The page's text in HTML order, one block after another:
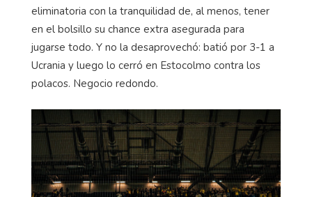
eliminatoria con la tranquilidad de, al menos, tener
en el bolsillo su chance extra asegurada para
jugarse todo. Y no la desaprovechó: batió por 3-1 a
Ucrania y luego lo cerró en Estocolmo contra los
polacos. Negocio redondo.